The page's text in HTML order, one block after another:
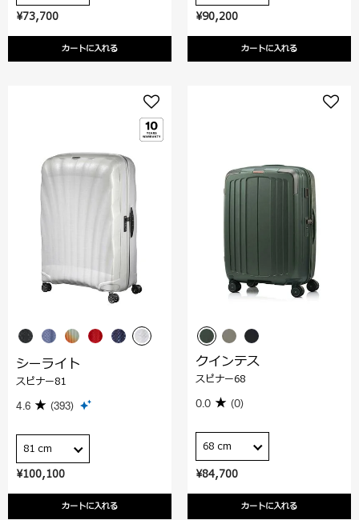
¥73,700
カートに入れる
¥90,200
カートに入れる
¥100,100
カートに入れる
シーライト
スピナー81
4.6 (393)
81 cm
¥84,700
カートに入れる
クインテス
スピナー68
0.0 (0)
68 cm